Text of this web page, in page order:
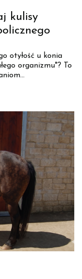
kulisy
otyłość u konia
organizmu"? To
zajrzeć wgłąb
do karmienia.